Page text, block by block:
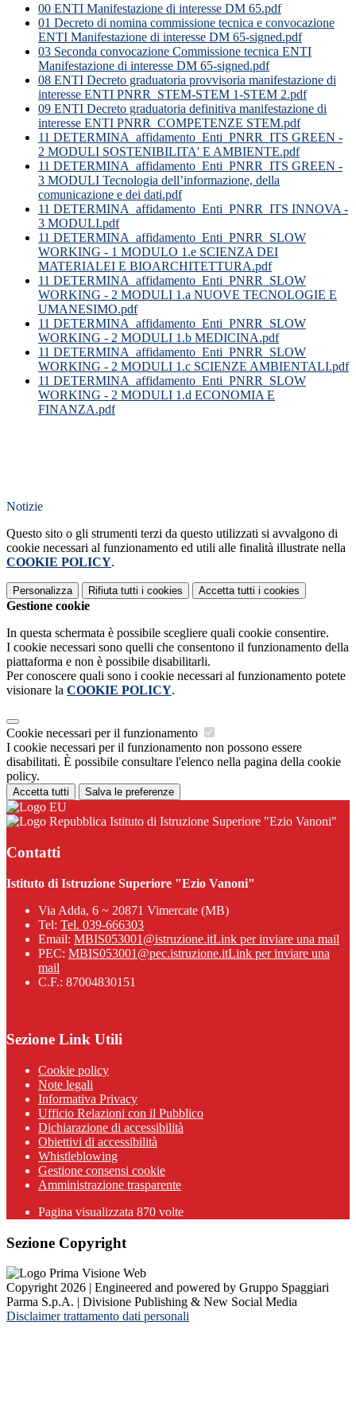
00 ENTI Manifestazione di interesse DM 65.pdf
01 Decreto di nomina commissione tecnica e convocazione
ENTI Manifestazione di interesse DM 65-signed.pdf
03 Seconda convocazione Commissione tecnica ENTI
Manifestazione di interesse DM 65-signed.pdf
08 ENTI Decreto graduatoria provvisoria manifestazione di
interesse ENTI PNRR_STEM-STEM 1-STEM 2.pdf
09 ENTI Decreto graduatoria definitiva manifestazione di
interesse ENTI PNRR_COMPETENZE STEM.pdf
11 DETERMINA_affidamento_Enti_PNRR_ITS GREEN -
2 MODULI SOSTENIBILITA' E AMBIENTE.pdf
11 DETERMINA_affidamento_Enti_PNRR_ITS GREEN -
3 MODULI Tecnologia dell’informazione, della
comunicazione e dei dati.pdf
11 DETERMINA_affidamento_Enti_PNRR_ITS INNOVA -
3 MODULI.pdf
11 DETERMINA_affidamento_Enti_PNRR_SLOW
WORKING - 1 MODULO 1.e SCIENZA DEI
MATERIALEI E BIOARCHITETTURA.pdf
11 DETERMINA_affidamento_Enti_PNRR_SLOW
WORKING - 2 MODULI 1.a NUOVE TECNOLOGIE E
UMANESIMO.pdf
11 DETERMINA_affidamento_Enti_PNRR_SLOW
WORKING - 2 MODULI 1.b MEDICINA.pdf
11 DETERMINA_affidamento_Enti_PNRR_SLOW
WORKING - 2 MODULI 1.c SCIENZE AMBIENTALI.pdf
11 DETERMINA_affidamento_Enti_PNRR_SLOW
WORKING - 2 MODULI 1.d ECONOMIA E
FINANZA.pdf
Notizie
Questo sito o gli strumenti terzi da questo utilizzati si avvalgono di
cookie necessari al funzionamento ed utili alle finalità illustrate nella
COOKIE POLICY.
Personalizza Rifiuta tutti i cookies Accetta tutti i cookies
Gestione cookie
In questa schermata è possibile scegliere quali cookie consentire.
I cookie necessari sono quelli che consentono il funzionamento della
piattaforma e non è possibile disabilitarli.
Per conoscere quali sono i cookie necessari al funzionamento potete
visionare la COOKIE POLICY.
Cookie necessari per il funzionamento
I cookie necessari per il funzionamento non possono essere
disabilitati. È possibile consultare l'elenco nella pagina della cookie
policy.
Accetta tutti Salva le preferenze
Istituto di Istruzione Superiore "Ezio Vanoni"
Contatti
Istituto di Istruzione Superiore "Ezio Vanoni"
Via Adda, 6 ~ 20871 Vimercate (MB)
Tel: Tel. 039-666303
Email: MBIS053001@istruzione.itLink per inviare una mail
PEC: MBIS053001@pec.istruzione.itLink per inviare una
mail
C.F.: 87004830151
Sezione Link Utili
Cookie policy
Note legali
Informativa Privacy
Ufficio Relazioni con il Pubblico
Dichiarazione di accessibilità
Obiettivi di accessibilità
Whistleblowing
Gestione consensi cookie
Amministrazione trasparente
Pagina visualizzata 870 volte
Sezione Copyright
Copyright 2026 | Engineered and powered by Gruppo Spaggiari
Parma S.p.A. | Divisione Publishing & New Social Media
Disclaimer trattamento dati personali